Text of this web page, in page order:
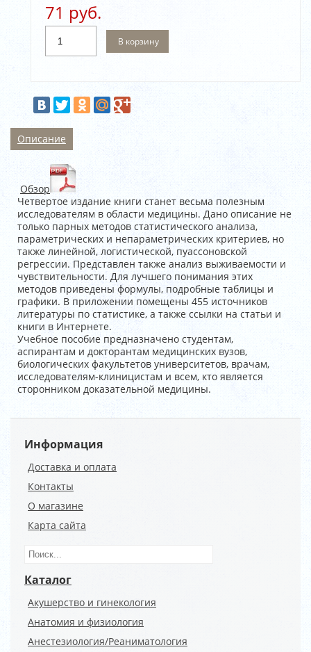
71 руб.
В корзину
Описание
Обзор
Четвертое издание книги станет весьма полезным
исследователям в области медицины. Дано описание не
только парных методов статистического анализа,
параметрических и непараметрических критериев, но
также линейной, логистической, пуассоновской
регрессии. Представлен также анализ выживаемости и
чувствительности. Для лучшего понимания этих
методов приведены формулы, подробные таблицы и
графики. В приложении помещены 455 источников
литературы по статистике, а также ссылки на статьи и
книги в Интернете.
Учебное пособие предназначено студентам,
аспирантам и докторантам медицинских вузов,
биологических факультетов университетов, врачам,
исследователям-клиницистам и всем, кто является
сторонником доказательной медицины.
Информация
Доставка и оплата
Контакты
О магазине
Карта сайта
Каталог
Акушерство и гинекология
Анатомия и физиология
Анестезиология/Реаниматология